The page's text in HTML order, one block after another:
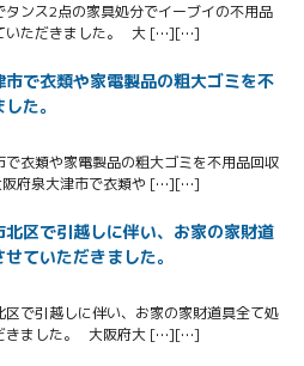
タンス2点の家具処分でイーブイの不用品
いただきました。 大 […][…]
市で衣類や家電製品の粗大ゴミを不
た。
で衣類や家電製品の粗大ゴミを不用品回収
阪府泉大津市で衣類や […][…]
北区で引越しに伴い、お家の家財道
ていただきました。
区で引越しに伴い、お家の家財道具全て処
きました。 大阪府大 […][…]